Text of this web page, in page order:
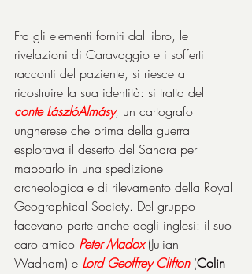
Fra gli elementi forniti dal libro, le
rivelazioni di Caravaggio e i sofferti
racconti del paziente, si riesce a
ricostruire la sua identità: si tratta del
conte LászlóAlmásy, un cartografo
ungherese che prima della guerra
esplorava il deserto del Sahara per
mapparlo in una spedizione
archeologica e di rilevamento della Royal
Geographical Society. Del gruppo
facevano parte anche degli inglesi: il suo
caro amico Peter Madox (Julian
Wadham) e Lord Geoffrey Clifton (Colin